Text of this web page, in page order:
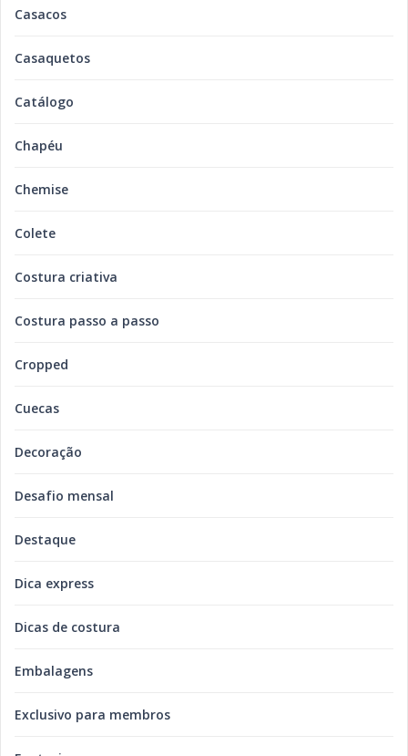
Casacos
Casaquetos
Catálogo
Chapéu
Chemise
Colete
Costura criativa
Costura passo a passo
Cropped
Cuecas
Decoração
Desafio mensal
Destaque
Dica express
Dicas de costura
Embalagens
Exclusivo para membros